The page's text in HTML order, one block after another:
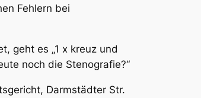
Fehlern bei
geht es „1 x kreuz und
noch die Stenografie?“
Darmstädter Str.